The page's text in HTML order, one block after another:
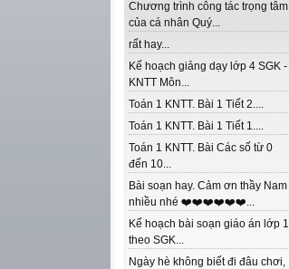
Chương trình công tác trọng tâm
của cá nhân Quý...
rất hay...
Kế hoạch giảng dạy lớp 4 SGK -
KNTT Môn...
Toán 1 KNTT. Bài 1 Tiết 2....
Toán 1 KNTT. Bài 1 Tiết 1....
Toán 1 KNTT. Bài Các số từ 0
đến 10...
Bài soạn hay. Cảm ơn thầy Nam
nhiều nhé ❤️❤️❤️❤️❤️❤️...
Kế hoạch bài soạn giáo án lớp 1
theo SGK...
Ngày hè không biết đi đâu chơi,